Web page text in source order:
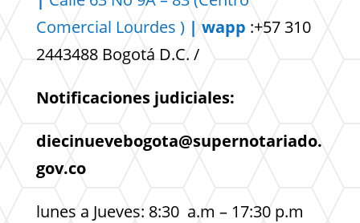
Comercial Lourdes ) | wapp :+57 310
2443488 Bogotá D.C. /
Notificaciones judiciales:
diecinuevebogota@supernotariado.
gov.co
lunes a Jueves: 8:30 a.m – 17:30 p.m